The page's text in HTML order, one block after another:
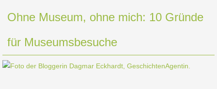
Ohne Museum, ohne mich: 10 Gründe
für Museumsbesuche